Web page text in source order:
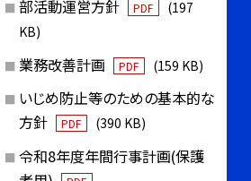
部活動運営方針 PDF
(197
KB)
業務改善計画 PDF (159 KB)
いじめ防止等のための基本的な
方針
PDF (390 KB)
令和8年度年間行事計画(保護